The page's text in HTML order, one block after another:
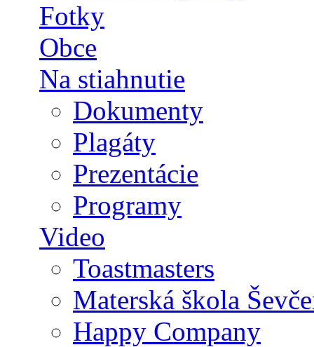
Fotky
Obce
Na stiahnutie
Dokumenty
Plagáty
Prezentácie
Programy
Video
Toastmasters
Materská škola
Happy Company